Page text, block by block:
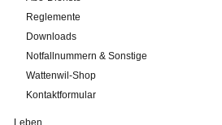
Reglemente
Downloads
Notfallnummern & Sonstige
Wattenwil-Shop
Kontaktformular
Leben